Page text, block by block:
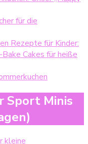
für die
Rezepte für Kinder:
Cakes für heiße
Sport Minis